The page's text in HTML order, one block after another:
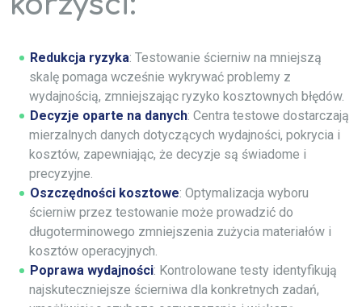
Redukcja ryzyka: Testowanie ścierniw na mniejszą
skalę pomaga wcześnie wykrywać problemy z
wydajnością, zmniejszając ryzyko kosztownych błędów.
Decyzje oparte na danych: Centra testowe dostarczają
mierzalnych danych dotyczących wydajności, pokrycia i
kosztów, zapewniając, że decyzje są świadome i
precyzyjne.
Oszczędności kosztowe: Optymalizacja wyboru
ścierniw przez testowanie może prowadzić do
długoterminowego zmniejszenia zużycia materiałów i
kosztów operacyjnych.
Poprawa wydajności: Kontrolowane testy identyfikują
najskuteczniejsze ścierniwa dla konkretnych zadań,